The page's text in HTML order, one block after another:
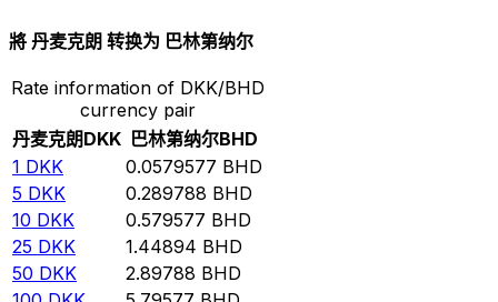
將 丹麦克朗 转换为 巴林第纳尔
Rate information of DKK/BHD
currency pair
丹麦克朗DKK 巴林第纳尔BHD
1 DKK 0.0579577 BHD
5 DKK 0.289788 BHD
10 DKK 0.579577 BHD
25 DKK 1.44894 BHD
50 DKK 2.89788 BHD